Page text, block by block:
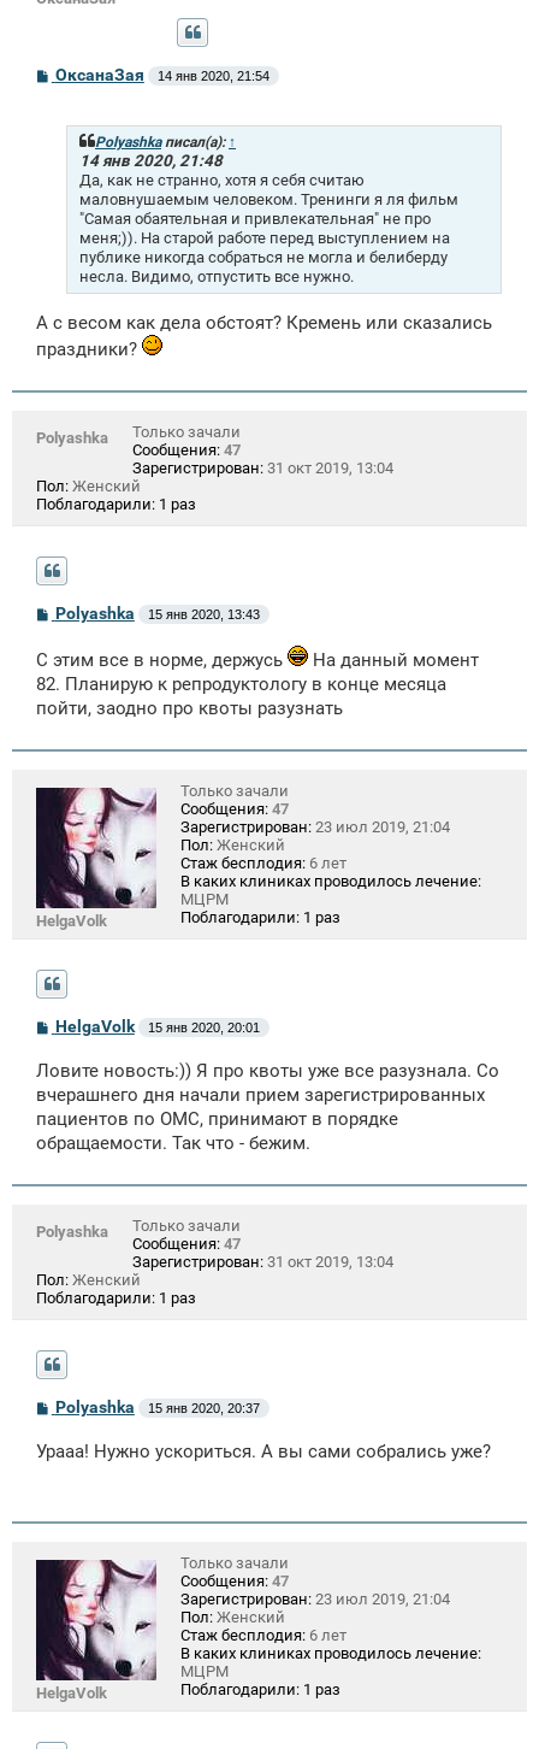
СОксанаЗая 14 янв 2020, 21:54
Polyashkaписал(а): ↑
14 янв 2020, 21:48
Да, как не странно, хотя я себя считаю
маловнушаемым человеком. Тренинги я ля фильм
"Самая обаятельная и привлекательная" не про
меня;)). На старой работе перед выступлением на
публике никогда собраться не могла и белиберду
несла. Видимо, отпустить все нужно.
А с весом как дела обстоят? Кремень или сказались
праздники?
Polyashka
Только зачали
Сообщения: 47
Зарегистрирован: 31 окт 2019, 13:04
Пол: Женский
Поблагодарили: 1 раз
С
б
щ
е
н
е
Polyashka 15 янв 2020, 13:43
С этим все в норме, держусь
На данный момент
82. Планирую к репродуктологу в конце месяца
пойти, заодно про квоты разузнать
HelgaVolk
Только зачали
Сообщения: 47
Зарегистрирован: 23 июл 2019, 21:04
Пол: Женский
Стаж бесплодия: 6 лет
В каких клиниках проводилось лечение:
МЦРМ
Поблагодарили: 1 раз
С
б
щ
н
и
HelgaVolk 15 янв 2020, 20:01
Ловите новость:)) Я про квоты уже все разузнала. Со
вчерашнего дня начали прием зарегистрированных
пациентов по ОМС, принимают в порядке
обращаемости. Так что - бежим.
Polyashka
Только зачали
Сообщения: 47
Зарегистрирован: 31 окт 2019, 13:04
Пол: Женский
Поблагодарили: 1 раз
С
б
и
Polyashka 15 янв 2020, 20:37
Урааа! Нужно ускориться. А вы сами собрались уже?
HelgaVolk
Только зачали
Сообщения: 47
Зарегистрирован: 23 июл 2019, 21:04
Пол: Женский
Стаж бесплодия: 6 лет
В каких клиниках проводилось лечение:
МЦРМ
Поблагодарили: 1 раз